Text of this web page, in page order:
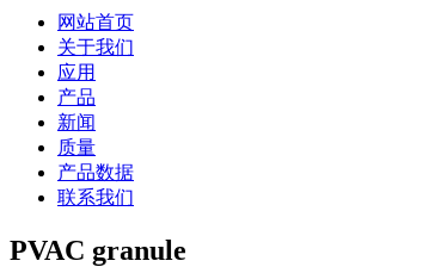
网站首页
关于我们
应用
产品
新闻
质量
产品数据
联系我们
PVAC granule